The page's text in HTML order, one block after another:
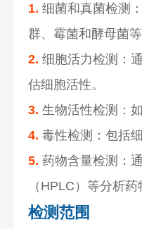
1. 细菌和真菌检测
群、霉菌和酵母菌等
2. 细胞活力检测：
估细胞活性。
3. 生物活性检测：
4. 毒性检测：包括
5. 药物含量检测：
（HPLC）等分析药
检测范围